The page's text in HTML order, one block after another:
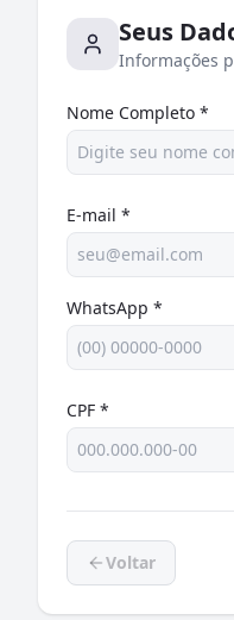
Seus
Informações
Nome Completo *
E-mail *
WhatsApp *
CPF *
Voltar